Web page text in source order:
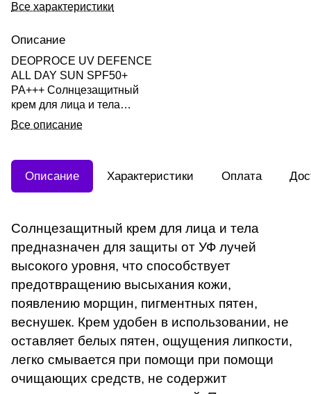
Все характеристики
Описание
DEOPROCE UV DEFENCE
ALL DAY SUN SPF50+
PA+++ Солнцезащитный
крем для лица и тела
(кушон) SPF50+ PA+++ 25г
Все описание
Описание Характеристики Оплата
Cолнцезащитный крем для лица и тела
предназначен для защиты от УФ лучей
высокого уровня, что способствует
предотвращению высыхания кожи,
появлению морщин, пигментных пятен,
веснушек. Крем удобен в использовании, не
оставляет белых пятен, ощущения липкости,
легко смывается при помощи при помощи
очищающих средств, не содержит